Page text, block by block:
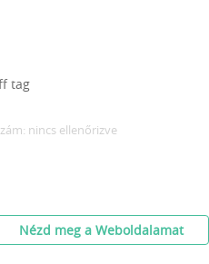
tag
nincs ellenőrizve
Nézd meg a Weboldalamat